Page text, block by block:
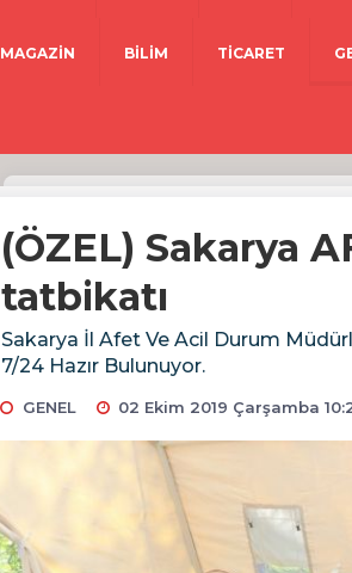
MAGAZİN BİLİM TİCARET
(ÖZEL) Sakarya
tatbikatı
Sakarya İl Afet Ve Acil Durum
7/24 Hazır Bulunuyor.
GENEL 02 Ekim 2019 Çarşamba